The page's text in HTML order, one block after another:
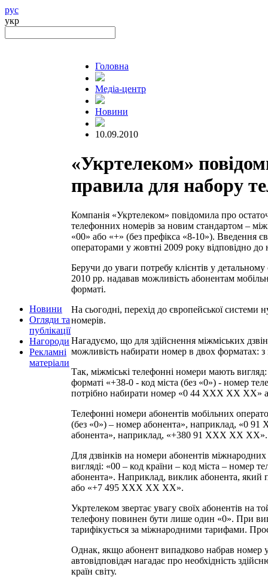
рус
укр
Новини
Огляди та
публікації
Нагороди
Рекламні
матеріали
Головна
Медіа-центр
Новини
10.09.2010
«Укртелеком»
правила для набору
Компанія «Укртелеком» повідомила про
телефонних номерів за новим стандартом –
«00» або «+» (без префікса «8-10»). Введення
операторами у жовтні 2009 року відповідно до
Беручи до уваги потребу клієнтів у
2010 рр. надавав можливість абонентам
форматі.
На сьогодні, перехід до європейської системи
номерів.
Нагадуємо, що для здійснення міжміських
можливість набирати номер в двох форматах:
Так, міжміські телефонні номери мають
форматі «+38-0 - код міста (без «0») - номер
потрібно набирати номер «0 44 ХХХ ХХ
Телефонні номери абонентів мобільних
(без «0») – номер абонента», наприклад, «0
абонента», наприклад, «+380 91 ХХХ ХХ ХХ».
Для дзвінків на номери абонентів
вигляді: «00 – код країни – код міста – номер
абонента». Наприклад, виклик абонента,
або «+7 495 ХХХ ХХ ХХ».
Укртелеком звертає увагу своїх абонентів на
телефону повинен бути лише один «0». При
тарифікується за міжнародними тарифами.
Однак, якщо абонент випадково набрав номер
автовідповідач нагадає про необхідність
країн світу.